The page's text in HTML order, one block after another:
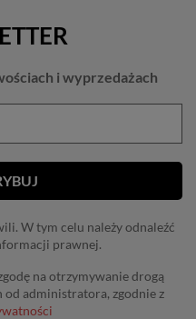
i wyprzedażach
W tym celu należy odnaleźć
prawnej.
na otrzymywanie drogą
administratora, zgodnie z